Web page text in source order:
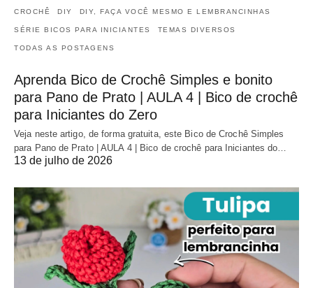
CROCHÊ DIY DIY, FAÇA VOCÊ MESMO E LEMBRANCINHAS
SÉRIE BICOS PARA INICIANTES TEMAS DIVERSOS
TODAS AS POSTAGENS
Aprenda Bico de Crochê Simples e bonito
para Pano de Prato | AULA 4 | Bico de crochê
para Iniciantes do Zero
Veja neste artigo, de forma gratuita, este Bico de Crochê Simples
para Pano de Prato | AULA 4 | Bico de crochê para Iniciantes do…
13 de julho de 2026